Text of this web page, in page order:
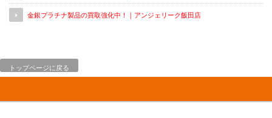
金銀プラチナ製品の買取強化中！｜アンジェリーク飯田店
トップページに戻る